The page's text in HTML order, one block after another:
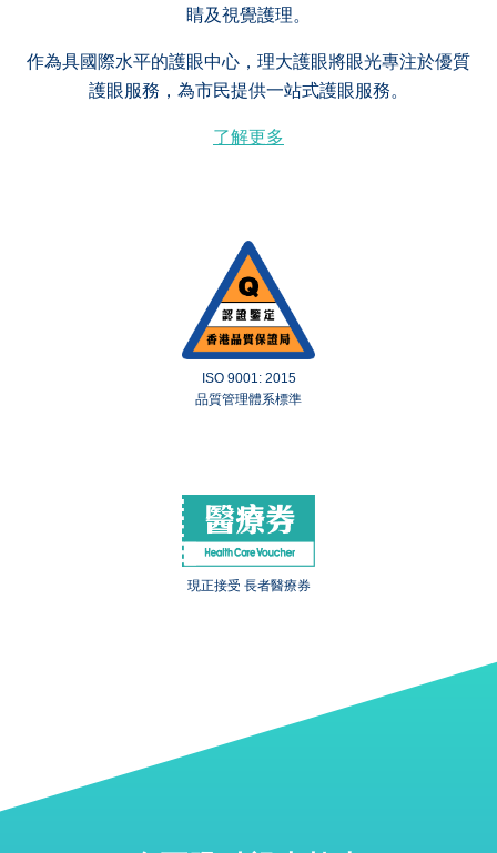
睛及視覺護理。
作為具國際水平的護眼中心，理大護眼將眼光專注於優質
護眼服務，為市民提供一站式護眼服務。
了解更多
ISO 9001: 2015
品質管理體系標準
現正接受 長者醫療券